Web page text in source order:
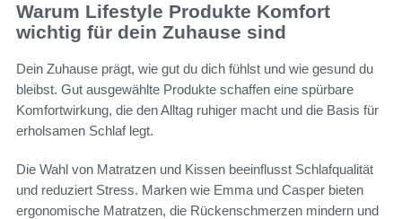
Warum Lifestyle Produkte Komfort
wichtig für dein Zuhause sind
Dein Zuhause prägt, wie gut du dich fühlst und wie gesund du
bleibst. Gut ausgewählte Produkte schaffen eine spürbare
Komfortwirkung, die den Alltag ruhiger macht und die Basis für
erholsamen Schlaf legt.
Die Wahl von Matratzen und Kissen beeinflusst Schlafqualität
und reduziert Stress. Marken wie Emma und Casper bieten
ergonomische Matratzen, die Rückenschmerzen mindern und